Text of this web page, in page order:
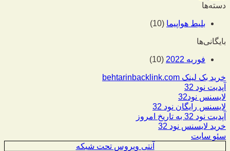
دسته‌ها
بلیط هواپیما (10)
بایگانی‌ها
فوریه 2022 (10)
خرید بک لینک behtarinbacklink.com
آپدیت نود 32
لایسنس نود32
لایسنس رایگان نود 32
آپدیت نود 32 به تاریخ امروز
خرید لایسنس نود 32
سئو سایت
آنتی ویروس تحت شبکه